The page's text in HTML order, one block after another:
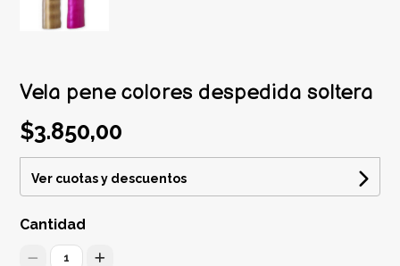
Vela pene colores despedida soltera
$3.850,00
Ver cuotas y descuentos
Cantidad
1